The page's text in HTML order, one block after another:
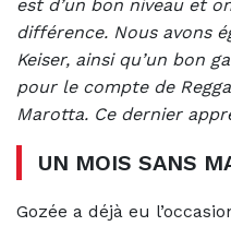
est d’un bon niveau et
différence. Nous avons
Keiser, ainsi qu’un bon
pour le compte de
Marotta. Ce dernier
UN MOIS SANS
Gozée a déjà eu